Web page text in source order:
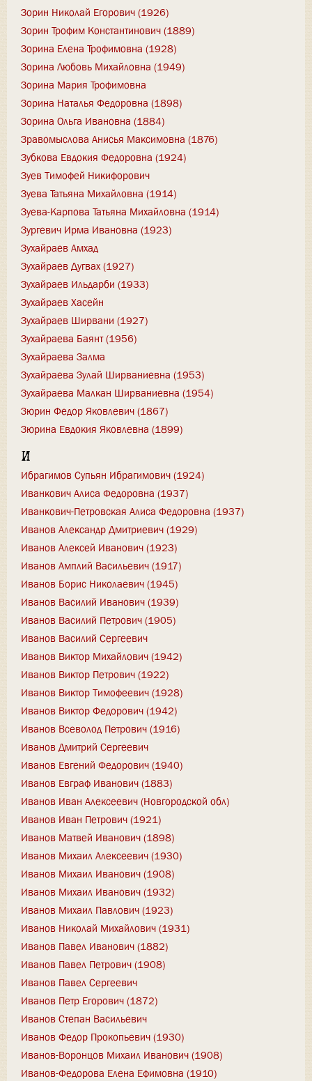
Зорин Николай Егорович (1926)
Зорин Трофим Константинович (1889)
Зорина Елена Трофимовна (1928)
Зорина Любовь Михайловна (1949)
Зорина Мария Трофимовна
Зорина Наталья Федоровна (1898)
Зорина Ольга Ивановна (1884)
Зравомыслова Анисья Максимовна (1876)
Зубкова Евдокия Федоровна (1924)
Зуев Тимофей Никифорович
Зуева Татьяна Михайловна (1914)
Зуева-Карпова Татьяна Михайловна (1914)
Зургевич Ирма Ивановна (1923)
Зухайраев Амхад
Зухайраев Дугвах (1927)
Зухайраев Ильдарби (1933)
Зухайраев Хасейн
Зухайраев Ширвани (1927)
Зухайраева Баянт (1956)
Зухайраева Залма
Зухайраева Зулай Ширваниевна (1953)
Зухайраева Малкан Ширваниевна (1954)
Зюрин Федор Яковлевич (1867)
Зюрина Евдокия Яковлевна (1899)
И
Ибрагимов Супьян Ибрагимович (1924)
Иванкович Алиса Федоровна (1937)
Иванкович-Петровская Алиса Федоровна (1937)
Иванов Александр Дмитриевич (1929)
Иванов Алексей Иванович (1923)
Иванов Амплий Васильевич (1917)
Иванов Борис Николаевич (1945)
Иванов Василий Иванович (1939)
Иванов Василий Петрович (1905)
Иванов Василий Сергеевич
Иванов Виктор Михайлович (1942)
Иванов Виктор Петрович (1922)
Иванов Виктор Тимофеевич (1928)
Иванов Виктор Федорович (1942)
Иванов Всеволод Петрович (1916)
Иванов Дмитрий Сергеевич
Иванов Евгений Федорович (1940)
Иванов Евграф Иванович (1883)
Иванов Иван Алексеевич (Новгородской обл)
Иванов Иван Петрович (1921)
Иванов Матвей Иванович (1898)
Иванов Михаил Алексеевич (1930)
Иванов Михаил Иванович (1908)
Иванов Михаил Иванович (1932)
Иванов Михаил Павлович (1923)
Иванов Николай Михайлович (1931)
Иванов Павел Иванович (1882)
Иванов Павел Петрович (1908)
Иванов Павел Сергеевич
Иванов Петр Егорович (1872)
Иванов Степан Васильевич
Иванов Федор Прокопьевич (1930)
Иванов-Воронцов Михаил Иванович (1908)
Иванов-Федорова Елена Ефимовна (1910)